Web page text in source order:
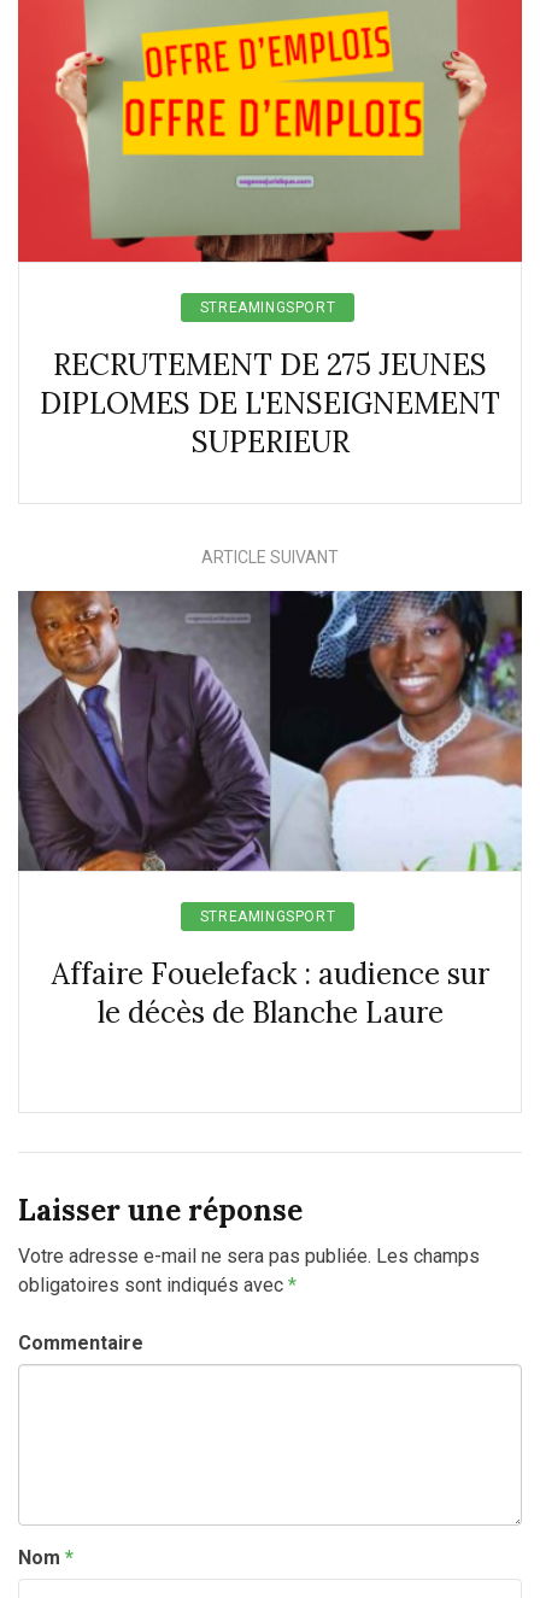
STREAMINGSPORT
RECRUTEMENT DE 275 JEUNES
DIPLOMES DE L'ENSEIGNEMENT
SUPERIEUR
ARTICLE SUIVANT
STREAMINGSPORT
Affaire Fouelefack : audience sur
le décès de Blanche Laure
Laisser une réponse
Votre adresse e-mail ne sera pas publiée. Les champs
obligatoires sont indiqués avec *
Commentaire
Nom *